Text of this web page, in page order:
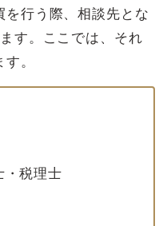
行う際、相談先とな
す。ここでは、それ
。
・税理士